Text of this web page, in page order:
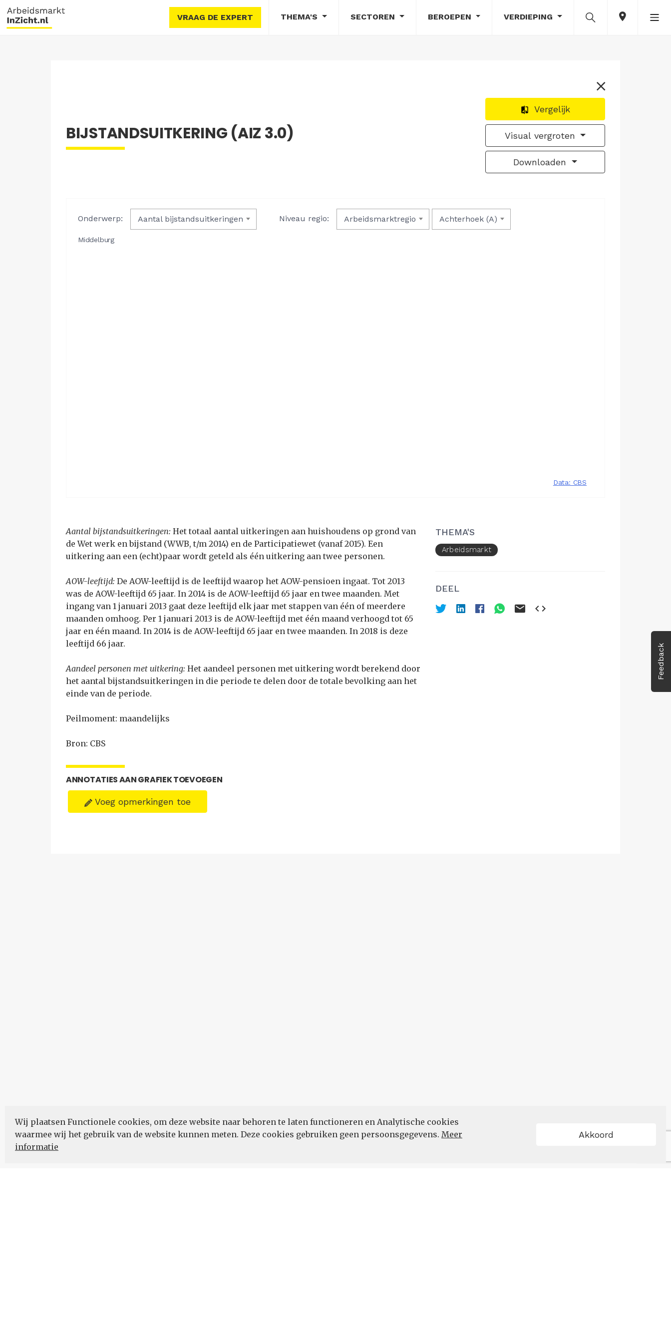
VRAAG DE EXPERT THEMA'S SECTOREN BEROEPEN VERDIEPING
Feedback
Wij plaatsen Functionele cookies, om deze website naar behoren te laten functioneren en Analytische cookies
waarmee wij het gebruik van de website kunnen meten. Deze cookies gebruiken geen persoonsgegevens. Meer
informatie
Akkoord
Vergelijk
Visual vergroten
Downloaden
BIJSTANDSUITKERING (AIZ 3.0)
Aantal bijstandsuitkeringen: Het totaal aantal uitkeringen aan huishoudens op grond van
de Wet werk en bijstand (WWB, t/m 2014) en de Participatiewet (vanaf 2015). Een
uitkering aan een (echt)paar wordt geteld als één uitkering aan twee personen.
AOW-leeftijd: De AOW-leeftijd is de leeftijd waarop het AOW-pensioen ingaat. Tot 2013
was de AOW-leeftijd 65 jaar. In 2014 is de AOW-leeftijd 65 jaar en twee maanden. Met
ingang van 1 januari 2013 gaat deze leeftijd elk jaar met stappen van één of meerdere
maanden omhoog. Per 1 januari 2013 is de AOW-leeftijd met één maand verhoogd tot 65
jaar en één maand. In 2014 is de AOW-leeftijd 65 jaar en twee maanden. In 2018 is deze
leeftijd 66 jaar.
Aandeel personen met uitkering: Het aandeel personen met uitkering wordt berekend door
het aantal bijstandsuitkeringen in die periode te delen door de totale bevolking aan het
einde van de periode.
Peilmoment: maandelijks
Bron: CBS
THEMA'S
Arbeidsmarkt
DEEL
ANNOTATIES AAN GRAFIEK TOEVOEGEN
Voeg opmerkingen toe
POWERED BY